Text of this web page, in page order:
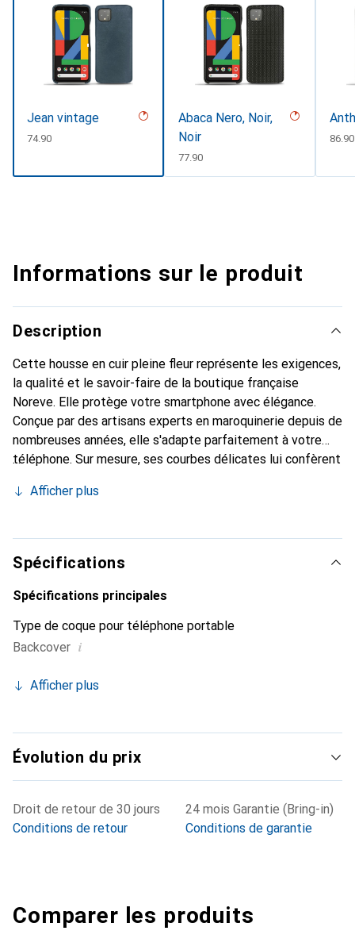
Jean vintage
CHF
74.90
Abaca Nero, Noir,
Noir
CHF
77.90
CHF
86.90
Informations sur le produit
Description
Cette housse en cuir pleine fleur représente les exigences,
la qualité et le savoir-faire de la boutique française
Noreve. Elle protège votre smartphone avec élégance.
Conçue par des artisans experts en maroquinerie depuis de
nombreuses années, elle s'adapte parfaitement à votre
téléphone. Sur mesure, ses courbes délicates lui confèrent
et indispensable pour votre smartphone. Reconnaît
marque Noreve est un choix sûr pour une clientèle
exigeante.
Afficher plus
Spécifications
Spécifications principales
Type de coque pour téléphone portable
Backcover i
Afficher plus
Évolution du prix
Droit de retour de 30 jours
Conditions de retour
24 mois Garantie (Bring-in)
Conditions de garantie
Comparer les produits